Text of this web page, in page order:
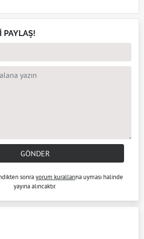
PAYLAŞ!
GÖNDER
sonrayorum kurallarına uyması halinde
yayına alıncaktır.